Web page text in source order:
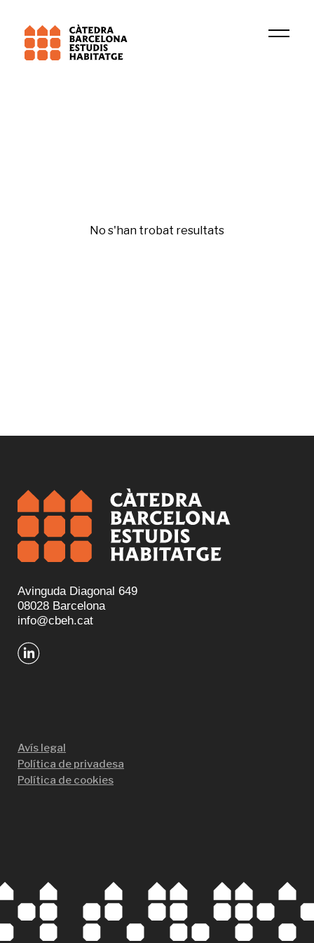
No s'han trobat resultats
Avinguda Diagonal 649
08028 Barcelona
info@cbeh.cat
Avís legal
Política de privadesa
Política de cookies